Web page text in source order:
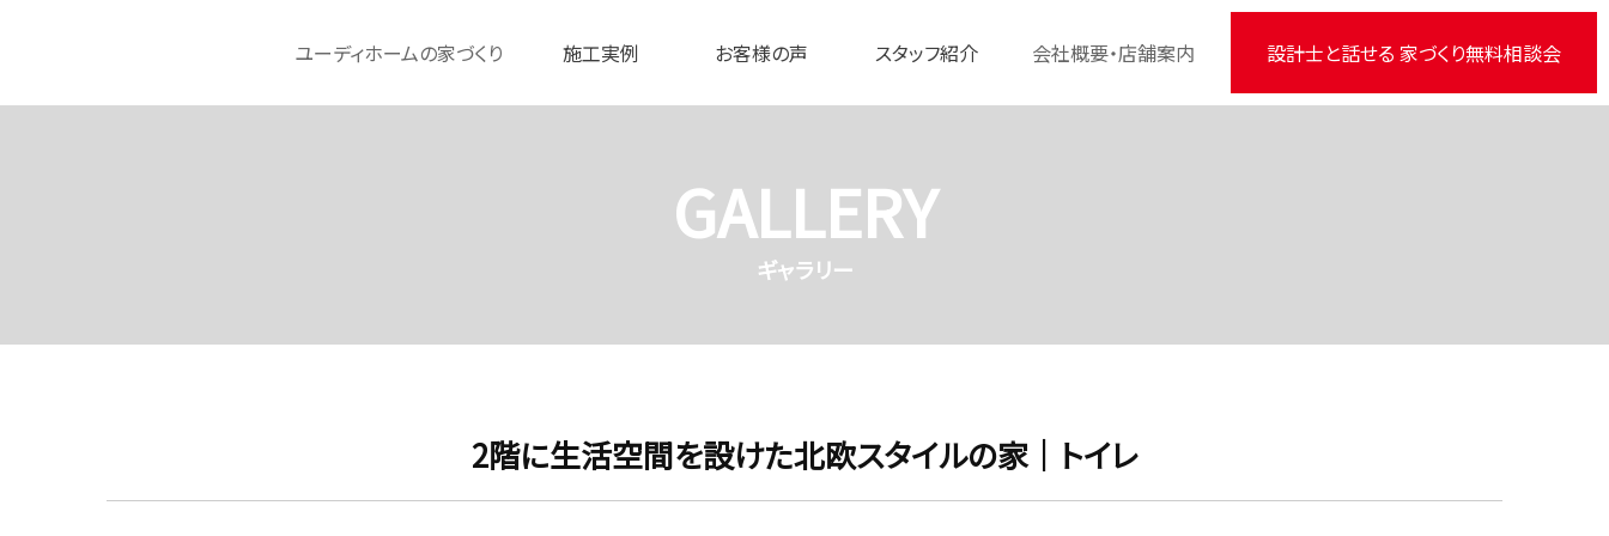
ユーディホームの家づくり 施工実例 お客様の声 スタッフ紹介 会社概要・店舗案内 設計士と話せる 家づくり無料相談会
GALLERY
ギャラリー
2階に生活空間を設けた北欧スタイルの家｜トイレ